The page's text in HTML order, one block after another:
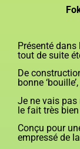
Présenté dans
tout de suite
De
bonne
Je ne vais
le fait très
Conçu pour
empressé de